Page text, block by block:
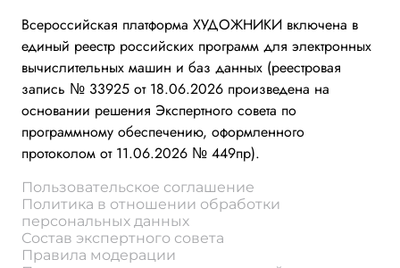
Всероссийская платформа ХУДОЖНИКИ включена в
единый реестр российских программ для электронных
вычислительных машин и баз данных (реестровая
запись № 33925 от 18.06.2026 произведена на
основании решения Экспертного совета по
программному обеспечению, оформленного
протоколом от 11.06.2026 № 449пр).
Пользовательское соглашение
Политика в отношении обработки
персональных данных
Состав экспертного совета
Правила модерации